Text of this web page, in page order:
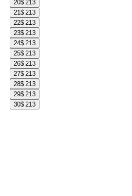
20$ 213
21$ 213
22$ 213
23$ 213
24$ 213
25$ 213
26$ 213
27$ 213
28$ 213
29$ 213
30$ 213